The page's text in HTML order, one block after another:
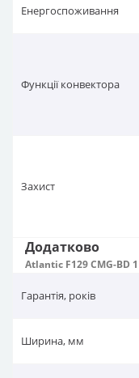
Енергоспоживання
Функції конвектора
Захист
Додатково
Atlantic F129 CMG-BD
Гарантія, років
Ширина, мм